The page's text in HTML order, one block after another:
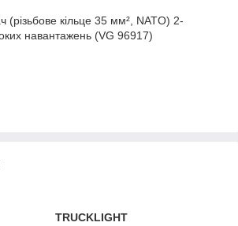
(різьбове кільце 35 мм², NATO) 2-
навантажень (VG 96917)
TRUCKLIGHT